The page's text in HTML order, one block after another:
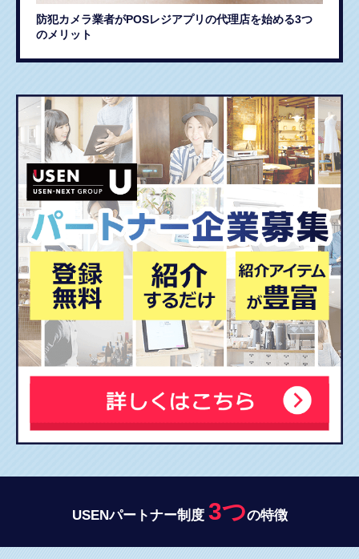
防犯カメラ業者がPOSレジアプリの代理店を始める3つ
のメリット
USENパートナー制度 3つの特徴